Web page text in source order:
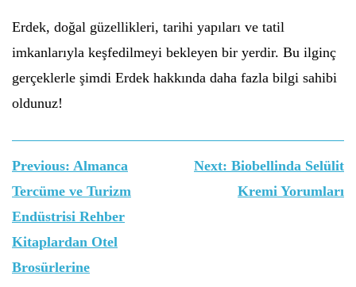
Erdek, doğal güzellikleri, tarihi yapıları ve tatil
imkanlarıyla keşfedilmeyi bekleyen bir yerdir. Bu ilginç
gerçeklerle şimdi Erdek hakkında daha fazla bilgi sahibi
oldunuz!
Yazı
gezinmesi
Previous: Almanca
Tercüme ve Turizm
Endüstrisi Rehber
Kitaplardan Otel
Brosürlerine
Next: Biobellinda Selülit
Kremi Yorumları